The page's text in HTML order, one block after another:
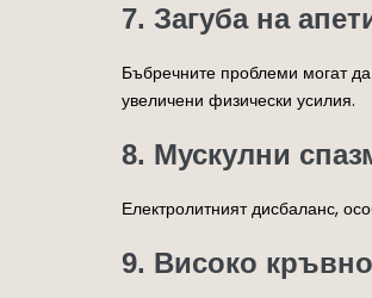
7. Загуба на
Бъбречните проблеми могат
увеличени физически усилия.
8. Мускулни
Електролитният дисбаланс,
9. Високо